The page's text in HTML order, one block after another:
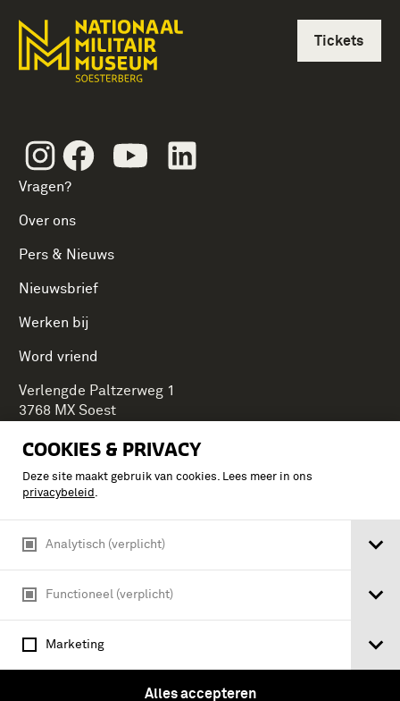
COOKIES & PRIVACY
Deze site maakt gebruik van cookies. Lees meer in ons
privacybeleid .
Analytisch (verplicht)
Functioneel (verplicht)
Marketing
Alles accepteren
InstagramFacebookYoutube
Vragen?
Over ons
Pers & Nieuws
Nieuwsbrief
Werken bij
Word vriend
Tickets
Verlengde Paltzerweg 1
3768 MX Soest
Onderdeel van Stichting Koninklijke Defensiemusea,